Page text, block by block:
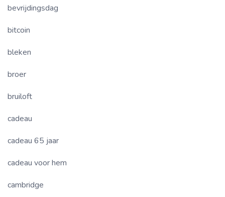
bevrijdingsdag
bitcoin
bleken
broer
bruiloft
cadeau
cadeau 65 jaar
cadeau voor hem
cambridge